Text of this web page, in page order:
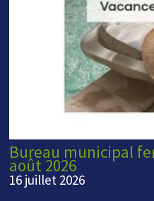
Bureau municipal
août 2026
16 juillet 2026